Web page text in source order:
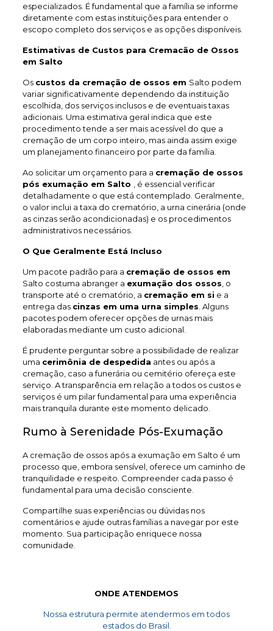
especializados. É fundamental que a família se informe
diretamente com estas instituições para entender o
escopo completo dos serviços e as opções disponíveis.
Estimativas de Custos para Cremacão de Ossos
em Salto
Os custos da cremação de ossos em Salto podem
variar significativamente dependendo da instituição
escolhida, dos serviços inclusos e de eventuais taxas
adicionais. Uma estimativa geral indica que este
procedimento tende a ser mais acessível do que a
cremação de um corpo inteiro, mas ainda assim exige
um planejamento financeiro por parte da família.
Ao solicitar um orçamento para a cremação de ossos
pós exumação em Salto
, é essencial verificar
detalhadamente o que está contemplado. Geralmente,
o valor inclui a taxa do crematório, a urna cinerária (onde
as cinzas serão acondicionadas) e os procedimentos
administrativos necessários.
O Que Geralmente Está Incluso
Um pacote padrão para a cremação de ossos em
Salto costuma abranger a exumação dos ossos , o
transporte até o crematório, a cremação em si e a
entrega das cinzas em uma urna simples . Alguns
pacotes podem oferecer opções de urnas mais
elaboradas mediante um custo adicional.
É prudente perguntar sobre a possibilidade de realizar
uma cerimônia de despedida antes ou após a
cremação, caso a funerária ou cemitério ofereça este
serviço. A transparência em relação a todos os custos e
serviços é um pilar fundamental para uma experiência
mais tranquila durante este momento delicado.
Rumo à Serenidade Pós-Exumação
A cremação de ossos após a exumação em Salto é um
processo que, embora sensível, oferece um caminho de
tranquilidade e respeito. Compreender cada passo é
fundamental para uma decisão consciente.
Compartilhe suas experiências ou dúvidas nos
comentários e ajude outras famílias a navegar por este
momento. Sua participação enriquece nossa
comunidade.
ONDE ATENDEMOS
Nossa estrutura permite atendermos em todos
estados do Brasil.